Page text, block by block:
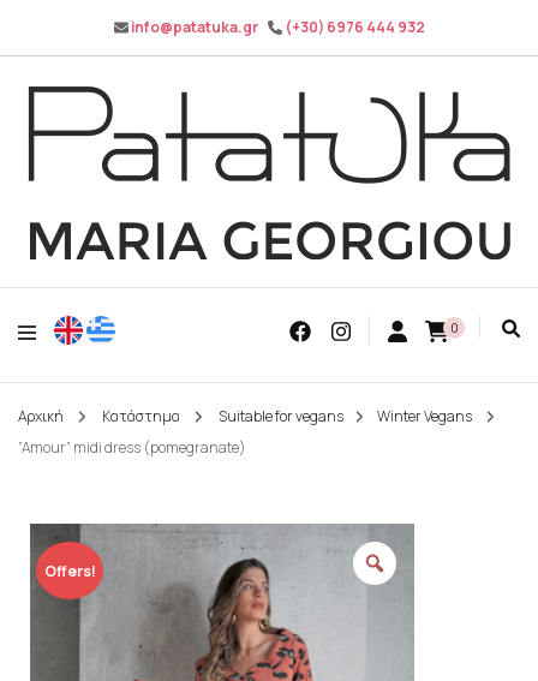
info@patatuka.gr (+30) 6976 444 932
Patatuka
Maria Georgiou
0
Αρχική Κατάστημα Suitable for vegans
Winter Vegans
”Amour” midi dress (pomegranate)
Offers!